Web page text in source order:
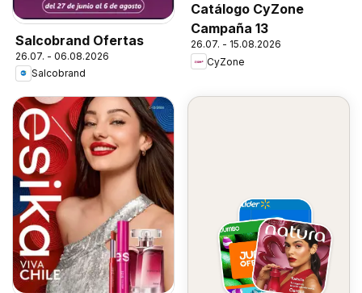
Salcobrand Ofertas
26.07. - 06.08.2026
Salcobrand
Catálogo CyZone
Campaña 13
26.07. - 15.08.2026
CyZone